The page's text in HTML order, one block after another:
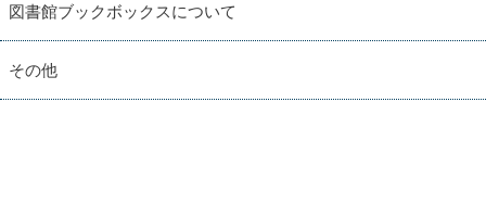
図書館ブックボックスについて
その他